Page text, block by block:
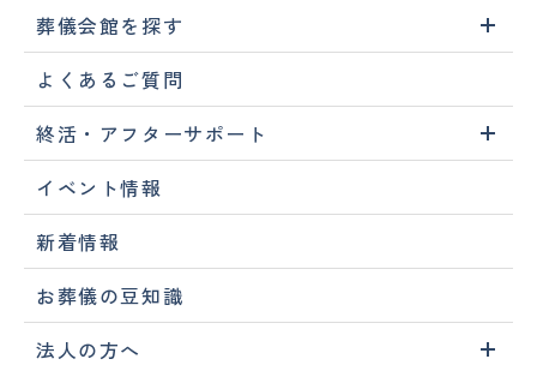
葬儀会館を探す
よくあるご質問
終活・アフターサポート
イベント情報
新着情報
お葬儀の豆知識
法人の方へ